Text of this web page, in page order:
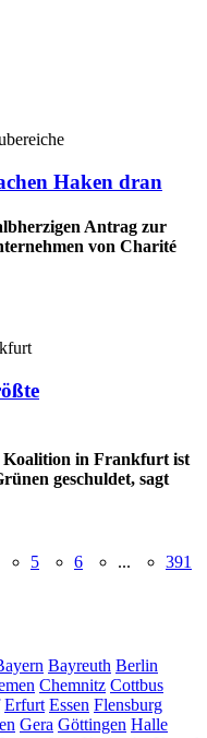
Haken dran
Antrag zur
von Charité
Koalition in Frankfurt ist
geschuldet, sagt
5 6 ...
391
Bayreuth Berlin
Chemnitz Cottbus
Erfurt Essen Flensburg
Gera Göttingen Halle